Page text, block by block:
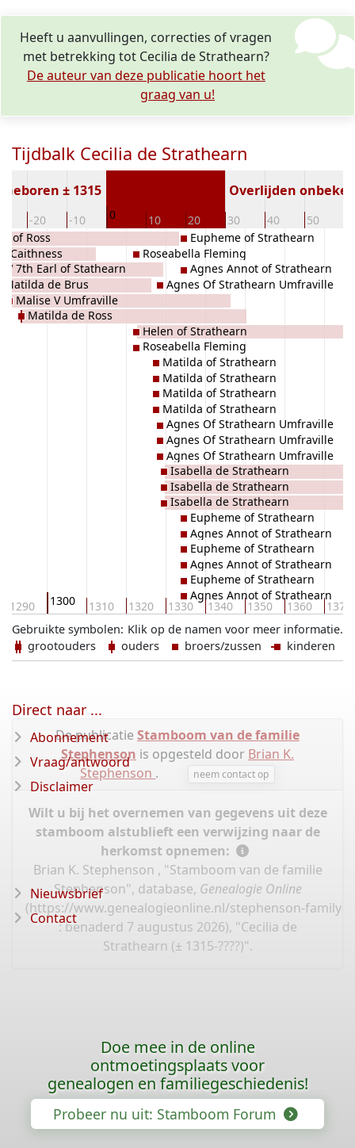
Heeft u aanvullingen, correcties of vragen
met betrekking tot Cecilia de Strathearn?
De auteur van deze publicatie hoort het
graag van u!
Tijdbalk Cecilia de Strathearn
-20 -10 0 10 20 30 40 50
Geboren ± 1315 Overlijden
1290 1300 1310 1320 1330 1340 1350 1360 1370
of Ross
Caithness
7th Earl of Stathearn
Matilda de Brus
Malise V Umfraville
Matilda de Ross
Roseabella Fleming
Helen of Strathearn
Roseabella Fleming
Matilda of Strathearn
Matilda of Strathearn
Matilda of Strathearn
Matilda of Strathearn
Agnes Of Strathearn Umfraville
Agnes Of Strathearn Umfraville
Agnes Of Strathearn Umfraville
Agnes Of Strathearn Umfraville
Isabella de Strathearn
Isabella de Strathearn
Isabella de Strathearn
Eupheme of Strathearn
Agnes Annot of Strathearn
Eupheme of Strathearn
Agnes Annot of Strathearn
Eupheme of Strathearn
Agnes Annot of Strathearn
Eupheme of Strathearn
Agnes Annot of Strathearn
Klik op de namen voor meer informatie.
Gebruikte symbolen:
grootouders
ouders broers/zussen kinderen
De publicatie Stamboom van de familie
Stephenson is opgesteld door Brian K.
Stephenson . neem contact op
Wilt u bij het overnemen van gegevens uit deze
stamboom alstublieft een verwijzing naar de
herkomst opnemen:
Brian K. Stephenson , "Stamboom van de familie
Stephenson", database, Genealogie Online
(https://www.genealogieonline.nl/stephenson-family-
: benaderd 7 augustus 2026), "Cecilia de
Strathearn (± 1315-????)".
Direct naar ...
Abonnement
Vraag/antwoord
Disclaimer
Nieuwsbrief
Contact
Doe mee in de online
ontmoetingsplaats voor
genealogen en familiegeschiedenis!
Probeer nu uit: Stamboom Forum